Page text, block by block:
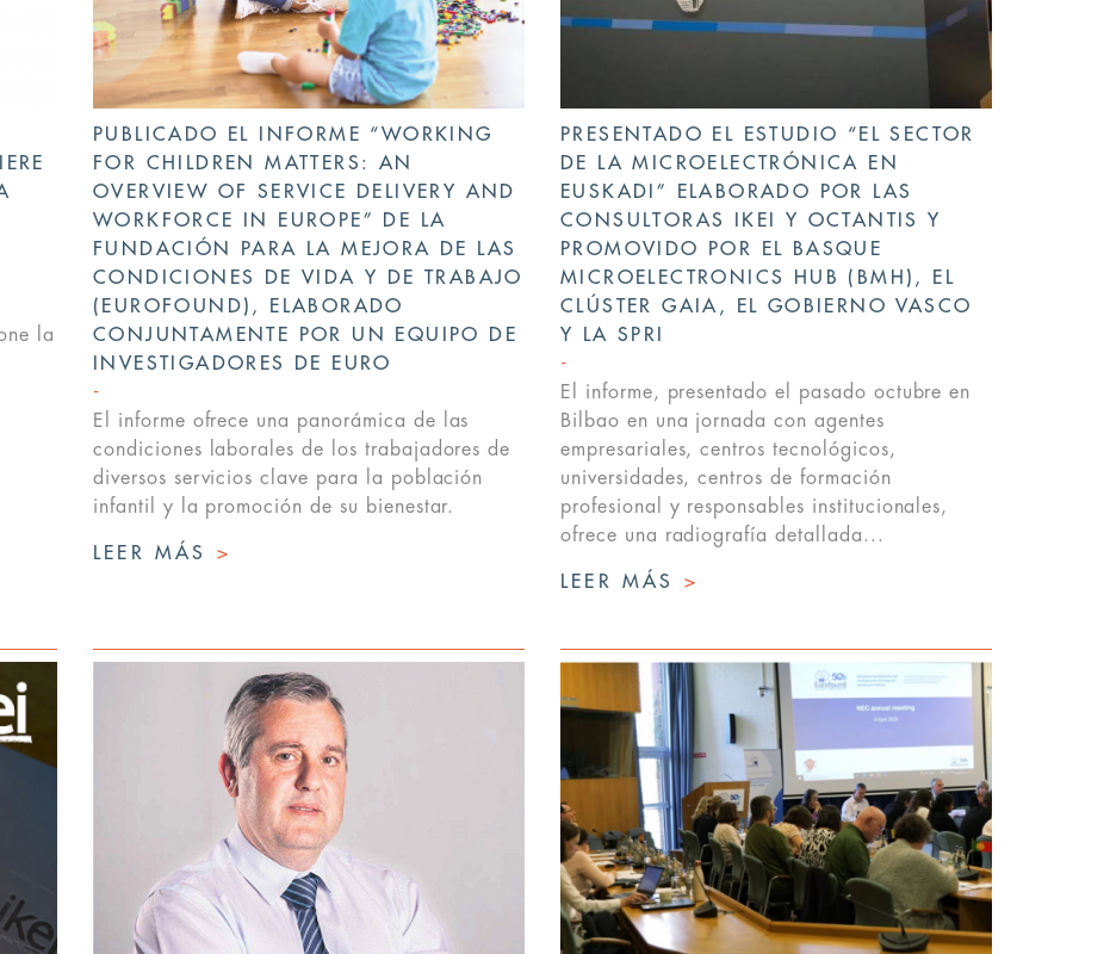
la
PUBLICADO EL INFORME “WORKING
FOR CHILDREN MATTERS: AN
OVERVIEW OF SERVICE DELIVERY AND
WORKFORCE IN EUROPE” DE LA
FUNDACIÓN PARA LA MEJORA DE LAS
CONDICIONES DE VIDA Y DE TRABAJO
(EUROFOUND), ELABORADO
CONJUNTAMENTE POR UN EQUIPO DE
INVESTIGADORES DE EURO
El informe ofrece una panorámica de las
condiciones laborales de los trabajadores de
diversos servicios clave para la población
infantil y la promoción de su bienestar.
LEER MÁS >
PRESENTADO EL ESTUDIO “EL SECTOR
DE LA MICROELECTRÓNICA EN
EUSKADI” ELABORADO POR LAS
CONSULTORAS IKEI Y OCTANTIS Y
PROMOVIDO POR EL BASQUE
MICROELECTRONICS HUB (BMH), EL
CLÚSTER GAIA, EL GOBIERNO VASCO
Y LA SPRI
El informe, presentado el pasado octubre en
Bilbao en una jornada con agentes
empresariales, centros tecnológicos,
universidades, centros de formación
profesional y responsables institucionales,
ofrece una radiografía detallada...
LEER MÁS >